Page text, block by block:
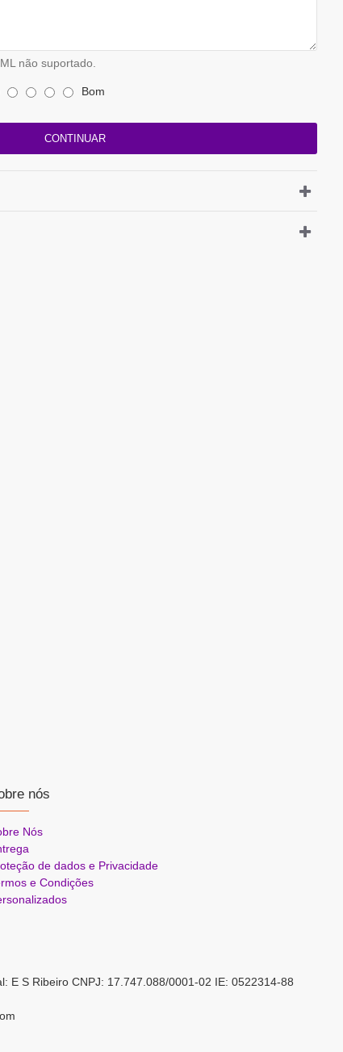
não suportado.
Bom
CONTINUAR
nós
Nós
de dados e Privacidade
e Condições
E S Ribeiro CNPJ: 17.747.088/0001-02 IE: 0522314-88